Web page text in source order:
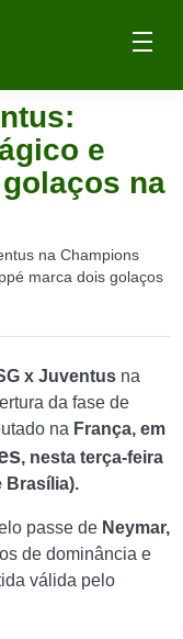
e
na
na Champions
marca dois golaços
x Juventus na
da fase de
na França, em
, nesta terça-feira
Brasília).
passe de Neymar,
de dominância e
válida pelo